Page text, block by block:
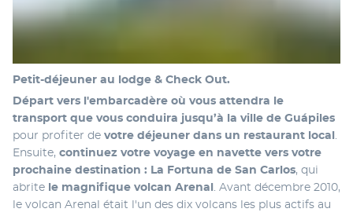
Petit-déjeuner au lodge & Check Out.
Départ vers l'embarcadère où vous attendra le
transport que vous conduira jusqu’à la ville de Guápiles
pour profiter de votre déjeuner dans un restaurant local .
Ensuite, continuez votre voyage en navette vers votre
prochaine destination : La Fortuna de San Carlos, qui
abrite le magnifique volcan Arenal . Avant décembre 2010,
le volcan Arenal était l'un des dix volcans les plus actifs au